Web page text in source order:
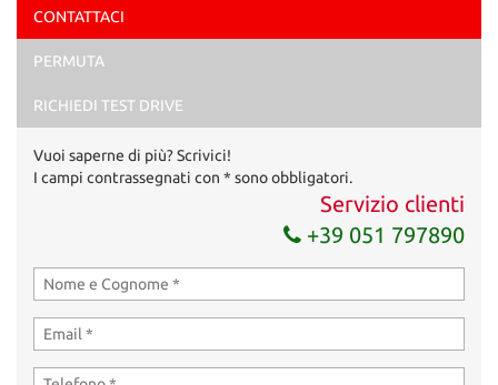
Ho letto e accettol'informativa privacy*
Acconsento al trattamento dei miei dati per finalità di
Invia la tua richiesta
CONTATTACI
PERMUTA
RICHIEDI TEST DRIVE
Vuoi saperne di più? Scrivici!
I campi contrassegnati con * sono obbligatori.
Servizio clienti
+39 051 797890